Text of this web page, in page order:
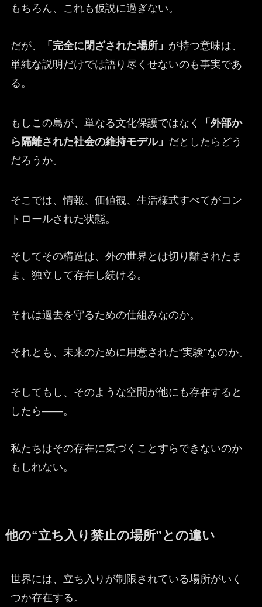
もちろん、これも仮説に過ぎない。
だが、 「完全に閉ざされた場所」 が持つ意味は、
単純な説明だけでは語り尽くせないのも事実であ
る。
もしこの島が、単なる文化保護ではなく
「外部か
ら隔離された社会の維持モデル」 だとしたらどう
だろうか。
そこでは、情報、価値観、生活様式すべてがコン
トロールされた状態。
そしてその構造は、外の世界とは切り離されたま
ま、独立して存在し続ける。
それは過去を守るための仕組みなのか。
それとも、未来のために用意された“実験”なのか。
そしてもし、そのような空間が他にも存在すると
したら——。
私たちはその存在に気づくことすらできないのか
もしれない。
他の“立ち入り禁止の場所”との違い
世界には、立ち入りが制限されている場所がいく
つか存在する。